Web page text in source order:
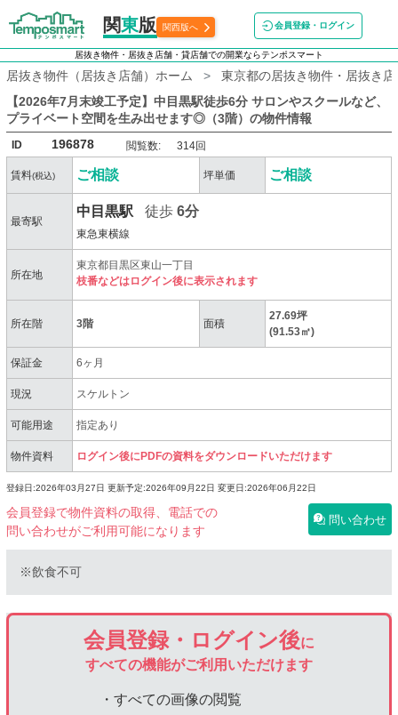
関東版 関西版へ 会員登録・ログイン
居抜き物件・居抜き店舗・貸店舗での開業ならテンポスマート
居抜き物件（居抜き店舗）ホーム
東京都の居抜き物件・居抜き
【2026年7月末竣工予定】中目黒駅徒歩6分 サロンやスクールなど、
プライベート空間を生み出せます◎（3階） の物件情報
ID 196878 閲覧数: 314回
賃料(税込) ご相談 坪単価 ご相談
最寄駅
中目黒駅 徒歩6分
東急東横線
所在地
東京都目黒区東山一丁目
枝番などはログイン後に表示されます
所在階 3階 面積
27.69坪
(91.53㎡)
保証金 6ヶ月
現況 スケルトン
可能用途 指定あり
物件資料 ログイン後にPDFの資料をダウンロードいただけます
登録日:2026年03月27日 更新予定:2026年09月22日 変更日:2026年06月22日
会員登録で物件資料の取得、電話での
問い合わせがご利用可能になります
問い合わせ
※飲食不可
会員登録・ログイン後に
すべての機能がご利用いただけます
・すべての画像の閲覧